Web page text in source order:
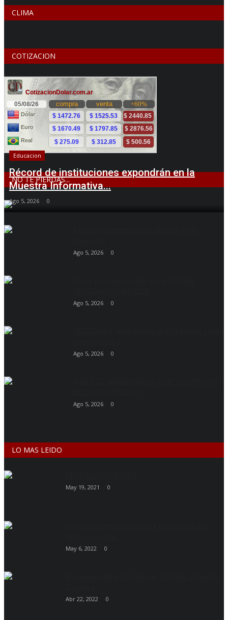
CLIMA
COTIZACION
NO TE PIERDAS...
Educacion
Récord de instituciones expondrán en la
Muestra Informativa...
Ago 5, 2026 0
Ago 5, 2026 0
Ago 5, 2026 0
Ago 5, 2026 0
Ago 5, 2026 0
LO MAS LEIDO
May 19, 2021 0
May 6, 2022 0
Abr 22, 2022 0